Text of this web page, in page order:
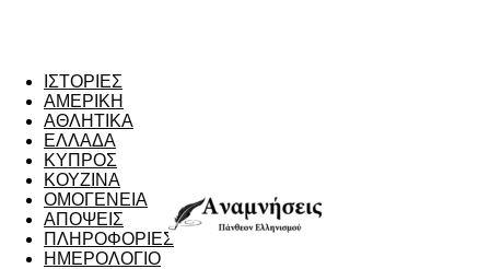
ΙΣΤΟΡΙΕΣ
ΑΜΕΡΙΚΗ
ΑΘΛΗΤΙΚΑ
ΕΛΛΑΔΑ
ΚΥΠΡΟΣ
ΚΟΥΖΙΝΑ
ΟΜΟΓΕΝΕΙΑ
ΑΠΟΨΕΙΣ
ΠΛΗΡΟΦΟΡΙΕΣ
ΗΜΕΡΟΛΟΓΙΟ